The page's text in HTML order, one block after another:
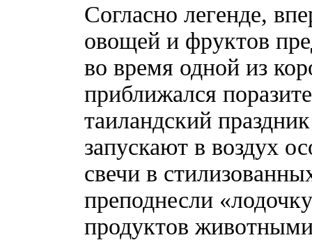
Согласно легенде,
овощей и фруктов
во время одной из
приближался
таиландский
запускают в воздух
свечи в
преподнесли
продуктов